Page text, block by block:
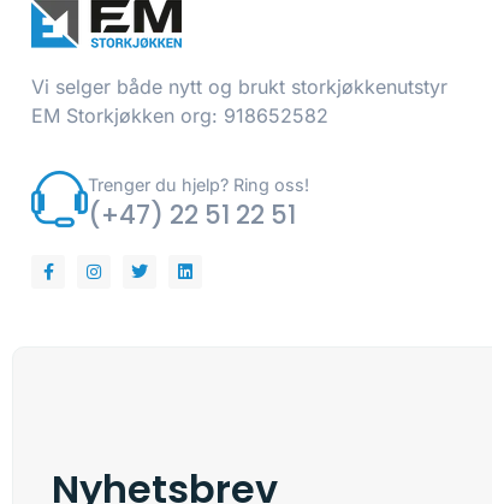
Vi selger både nytt og brukt storkjøkkenutstyr
EM Storkjøkken org: 918652582
Trenger du hjelp? Ring oss!
(+47) 22 51 22 51
Nyhetsbrev